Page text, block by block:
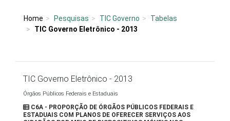
Home Pesquisas TIC Governo
Tabelas
TIC Governo Eletrônico - 2013
TIC Governo Eletrônico - 2013
Órgãos Públicos Federais e Estaduais
C6A - PROPORÇÃO DE ÓRGÃOS PÚBLICOS FEDERAIS E
ESTADUAIS COM PLANOS DE OFERECER SERVIÇOS AOS